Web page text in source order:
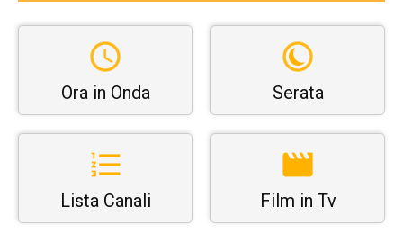
Ora in Onda Serata
Lista Canali Film in Tv